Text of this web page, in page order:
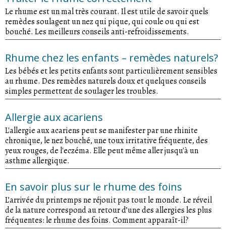
Le rhume est un mal très courant. Il est utile de savoir quels
remèdes soulagent un nez qui pique, qui coule ou qui est
bouché. Les meilleurs conseils anti-refroidissements.
Rhume chez les enfants – remèdes naturels?
Les bébés et les petits enfants sont particulièrement sensibles
au rhume. Des remèdes naturels doux et quelques conseils
simples permettent de soulager les troubles.
Allergie aux acariens
L'allergie aux acariens peut se manifester par une rhinite
chronique, le nez bouché, une toux irritative fréquente, des
yeux rouges, de l'eczéma. Elle peut même aller jusqu'à un
asthme allergique.
En savoir plus sur le rhume des foins
L’arrivée du printemps ne réjouit pas tout le monde. Le réveil
de la nature correspond au retour d’une des allergies les plus
fréquentes: le rhume des foins. Comment apparaît-il?